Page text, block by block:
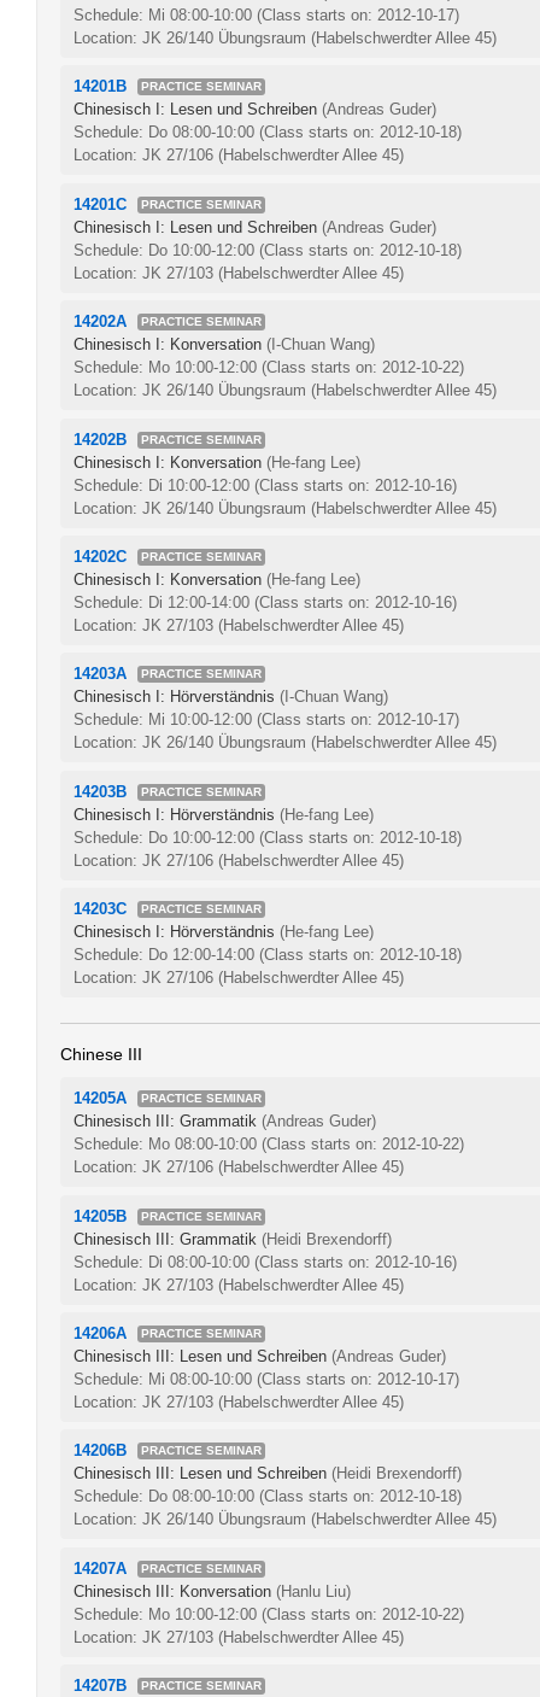
Schedule: Mi 08:00-10:00 (Class starts on: 2012-10-17)
Location: JK 26/140 Übungsraum (Habelschwerdter Allee 45)
14201B PRACTICE SEMINAR
Chinesisch I: Lesen und Schreiben (Andreas Guder)
Schedule: Do 08:00-10:00 (Class starts on: 2012-10-18)
Location: JK 27/106 (Habelschwerdter Allee 45)
14201C PRACTICE SEMINAR
Chinesisch I: Lesen und Schreiben (Andreas Guder)
Schedule: Do 10:00-12:00 (Class starts on: 2012-10-18)
Location: JK 27/103 (Habelschwerdter Allee 45)
14202A PRACTICE SEMINAR
Chinesisch I: Konversation (I-Chuan Wang)
Schedule: Mo 10:00-12:00 (Class starts on: 2012-10-22)
Location: JK 26/140 Übungsraum (Habelschwerdter Allee 45)
14202B PRACTICE SEMINAR
Chinesisch I: Konversation (He-fang Lee)
Schedule: Di 10:00-12:00 (Class starts on: 2012-10-16)
Location: JK 26/140 Übungsraum (Habelschwerdter Allee 45)
14202C PRACTICE SEMINAR
Chinesisch I: Konversation (He-fang Lee)
Schedule: Di 12:00-14:00 (Class starts on: 2012-10-16)
Location: JK 27/103 (Habelschwerdter Allee 45)
14203A PRACTICE SEMINAR
Chinesisch I: Hörverständnis (I-Chuan Wang)
Schedule: Mi 10:00-12:00 (Class starts on: 2012-10-17)
Location: JK 26/140 Übungsraum (Habelschwerdter Allee 45)
14203B PRACTICE SEMINAR
Chinesisch I: Hörverständnis (He-fang Lee)
Schedule: Do 10:00-12:00 (Class starts on: 2012-10-18)
Location: JK 27/106 (Habelschwerdter Allee 45)
14203C PRACTICE SEMINAR
Chinesisch I: Hörverständnis (He-fang Lee)
Schedule: Do 12:00-14:00 (Class starts on: 2012-10-18)
Location: JK 27/106 (Habelschwerdter Allee 45)
Chinese III
14205A PRACTICE SEMINAR
Chinesisch III: Grammatik (Andreas Guder)
Schedule: Mo 08:00-10:00 (Class starts on: 2012-10-22)
Location: JK 27/106 (Habelschwerdter Allee 45)
14205B PRACTICE SEMINAR
Chinesisch III: Grammatik (Heidi Brexendorff)
Schedule: Di 08:00-10:00 (Class starts on: 2012-10-16)
Location: JK 27/103 (Habelschwerdter Allee 45)
14206A PRACTICE SEMINAR
Chinesisch III: Lesen und Schreiben (Andreas Guder)
Schedule: Mi 08:00-10:00 (Class starts on: 2012-10-17)
Location: JK 27/103 (Habelschwerdter Allee 45)
14206B PRACTICE SEMINAR
Chinesisch III: Lesen und Schreiben (Heidi Brexendorff)
Schedule: Do 08:00-10:00 (Class starts on: 2012-10-18)
Location: JK 26/140 Übungsraum (Habelschwerdter Allee 45)
14207A PRACTICE SEMINAR
Chinesisch III: Konversation (Hanlu Liu)
Schedule: Mo 10:00-12:00 (Class starts on: 2012-10-22)
Location: JK 27/103 (Habelschwerdter Allee 45)
14207B PRACTICE SEMINAR